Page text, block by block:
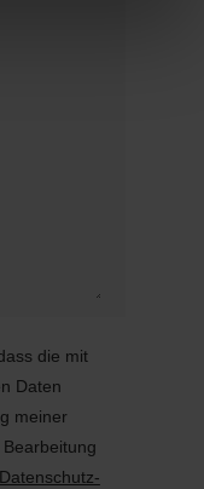
die mit
Daten
meiner
Datenschutz-